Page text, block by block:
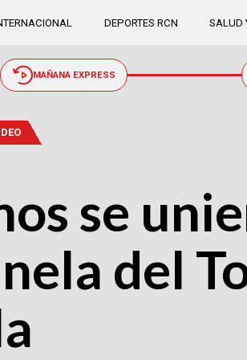
DEPORTES RCN SALUD
MAÑANA EXPRESS
se
del